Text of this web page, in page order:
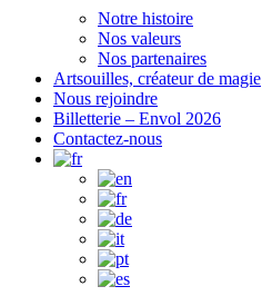
Notre histoire
Nos valeurs
Nos partenaires
Artsouilles, créateur de magie
Nous rejoindre
Billetterie – Envol 2026
Contactez-nous